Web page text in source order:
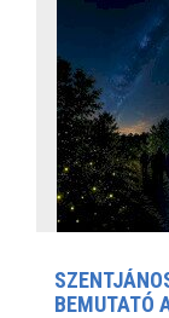
BEMUTATÓ